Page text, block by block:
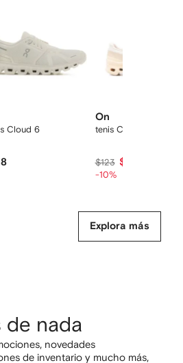
Cloud 6
On
tenis Cloudmonster 1
$123 $108
-10%
Explora más
de nada
novedades
de inventario y mucho más,